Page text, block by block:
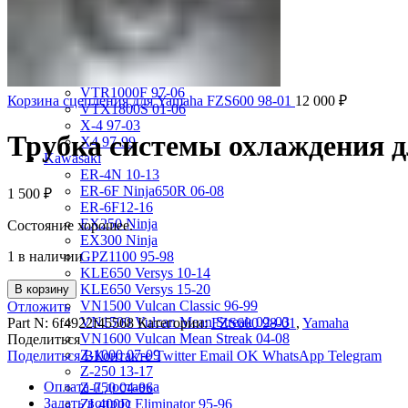
VRX400 95-96
VT1100 Shadow Aero 98-02
VT400 Shadow 97-08
VT600C Shadow 01-08
VT750 Shadow A.C.E. 97-01
VTR1000F 97-06
VTX1800S 01-06
X-4 97-03
X4 97-99
Kawasaki
ER-4N 10-13
ER-6F Ninja650R 06-08
ER-6F12-16
EX250 Ninja
EX300 Ninja
GPZ1100 95-98
KLE650 Versys 10-14
KLE650 Versys 15-20
VN1500 Vulcan Classic 96-99
VN1500 Vulcan Mean Streak 02-03
VN1600 Vulcan Mean Streak 04-08
Z-1000 07-09
Z-250 13-17
Z-750 04-06
ZL400D Eliminator 95-96
Корзина сцепления для Yamaha FZS600 98-01 12 000 ₽
Трубка системы охлаждения
1 500 ₽
Состояние хорошее.
1 в наличии
В корзину
Отложить
Part N: 6f4922f45568 Категории:FZS600 98-01 , Yamaha
Поделиться
Поделиться ВКонтакте Twitter Email OK WhatsApp Telegram
Оплата и доставка
Задать вопрос